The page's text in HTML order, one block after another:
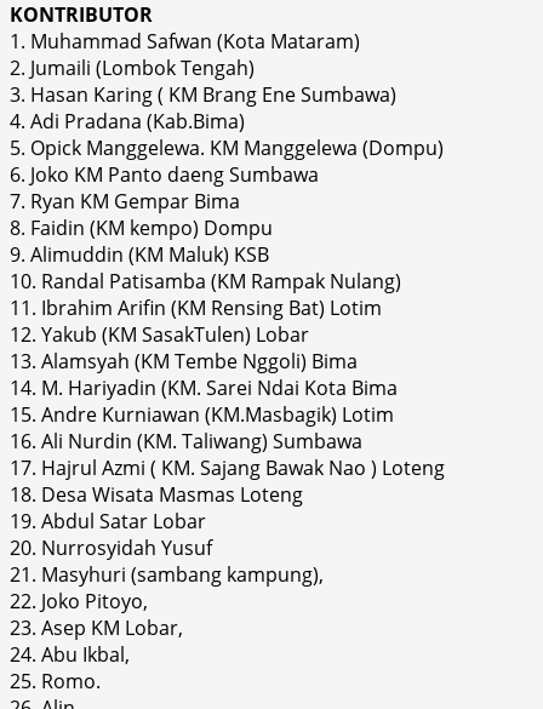
KONTRIBUTOR
1. Muhammad Safwan (Kota Mataram)
2. Jumaili (Lombok Tengah)
3. Hasan Karing ( KM Brang Ene Sumbawa)
4. Adi Pradana (Kab.Bima)
5. Opick Manggelewa. KM Manggelewa (Dompu)
6. Joko KM Panto daeng Sumbawa
7. Ryan KM Gempar Bima
8. Faidin (KM kempo) Dompu
9. Alimuddin (KM Maluk) KSB
10. Randal Patisamba (KM Rampak Nulang)
11. Ibrahim Arifin (KM Rensing Bat) Lotim
12. Yakub (KM SasakTulen) Lobar
13. Alamsyah (KM Tembe Nggoli) Bima
14. M. Hariyadin (KM. Sarei Ndai Kota Bima
15. Andre Kurniawan (KM.Masbagik) Lotim
16. Ali Nurdin (KM. Taliwang) Sumbawa
17. Hajrul Azmi ( KM. Sajang Bawak Nao ) Loteng
18. Desa Wisata Masmas Loteng
19. Abdul Satar Lobar
20. Nurrosyidah Yusuf
21. Masyhuri (sambang kampung),
22. Joko Pitoyo,
23. Asep KM Lobar,
24. Abu Ikbal,
25. Romo.